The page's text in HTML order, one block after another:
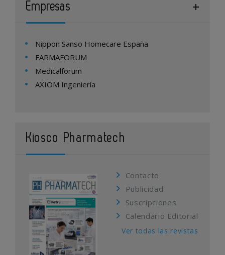
Empresas
Nippon Sanso Homecare España
FARMAFORUM
Medicalforum
AXIOM Ingeniería
Kiosco Pharmatech
Contacto
Publicidad
Suscripciones
Calendario Editorial
Ver todas las revistas